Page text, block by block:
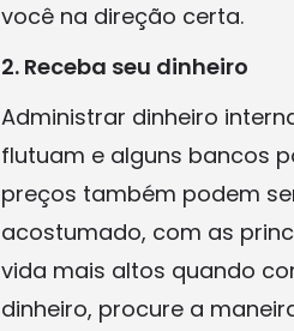
você na direção certa.
2. Receba seu dinheiro
Administrar dinheiro
flutuam e alguns bancos
preços também podem
acostumado, com as
vida mais altos quando
dinheiro, procure a